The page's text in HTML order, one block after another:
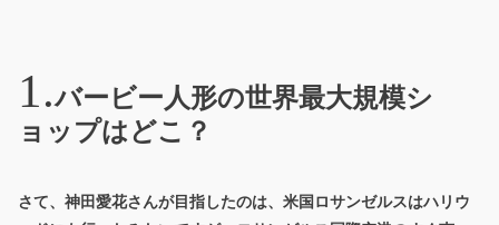
バービー人形の世界最大規模シ
ョップはどこ？
さて、神田愛花さんが目指したのは、米国ロサンゼルスはハリウ